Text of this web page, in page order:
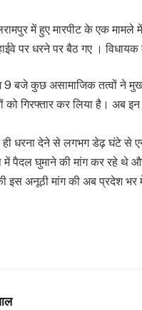
में हुए मारपीट के एक
पर धरने पर बैठ गए ।
बजे कुछ असामाजिक तत्वों ने
गिरफ्तार कर लिया है। अब
धरना देने से लगभग डेढ़ घंटे से
पैदल घुमाने की मांग कर रहे थे
इस अनूठी मांग की अब प्रदेश भर में